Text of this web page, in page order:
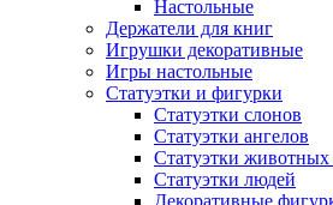
Настольные
Держатели для книг
Игрушки декоративные
Игры настольные
Статуэтки и фигурки
Статуэтки слонов
Статуэтки ангелов
Статуэтки
Статуэтки людей
Декоративные